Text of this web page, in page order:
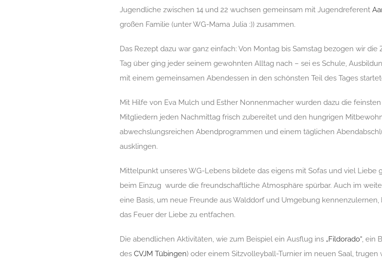
Jugendliche zwischen 14 und 22 wuchsen gemeinsam mit Jugendreferent
großen Familie (unter WG-Mama Julia :)) zusammen.
Das Rezept dazu war ganz einfach: Von Montag bis Samstag bezogen wir
Tag über ging jeder seinem gewohnten Alltag nach – sei es Schule,
mit einem gemeinsamen Abendessen in den schönsten Teil des Tages
Mit Hilfe von Eva Mulch und Esther Nonnenmacher wurden dazu die
Mitgliedern jeden Nachmittag frisch zubereitet und den hungrigen
abwechslungsreichen Abendprogrammen und einem täglichen
ausklingen.
Mittelpunkt unseres WG-Lebens bildete das eigens mit Sofas und viel Liebe
beim Einzug wurde die freundschaftliche Atmosphäre spürbar. Auch im
eine Basis, um neue Freunde aus Walddorf und Umgebung
das Feuer der Liebe zu entfachen.
Die abendlichen Aktivitäten, wie zum Beispiel ein Ausflug ins „Fildorado“, ein
des CVJM Tübingen) oder einem Sitzvolleyball-Turnier im neuen Saal,